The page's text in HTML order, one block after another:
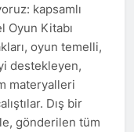
kapsamlı
Oyun Kitabı
oyun temelli,
destekleyen,
materyalleri
Dış bir
gönderilen tüm